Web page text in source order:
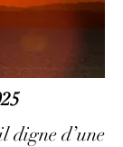
digne d’une